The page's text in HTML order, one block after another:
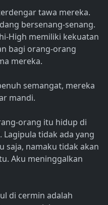
tawa mereka.
bersenang-senang.
High memiliki kekuatan
bagi orang-orang
mereka.
semangat, mereka
mandi.
orang itu hidup di
tidak ada yang
saja, namaku tidak akan
Aku meninggalkan
di cermin adalah